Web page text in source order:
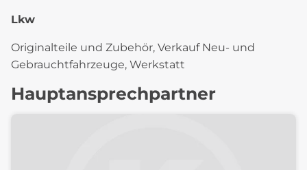
Lkw
Originalteile und Zubehör, Verkauf Neu- und
Gebrauchtfahrzeuge, Werkstatt
Hauptansprechpartner